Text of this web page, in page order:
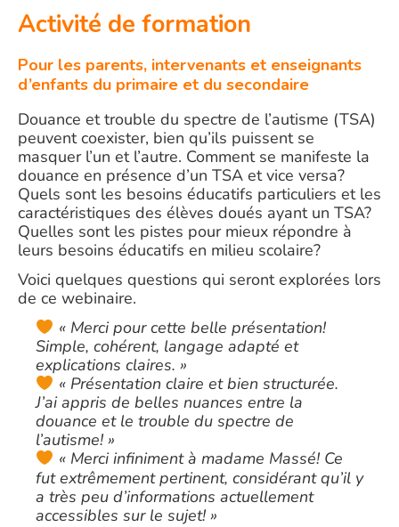
Activité de formation
Pour les parents, intervenants et enseignants
d’enfants du primaire et du secondaire
Douance et trouble du spectre de l’autisme (TSA)
peuvent coexister, bien qu’ils puissent se
masquer l’un et l’autre. Comment se manifeste la
douance en présence d’un TSA et vice versa?
Quels sont les besoins éducatifs particuliers et les
caractéristiques des élèves doués ayant un TSA?
Quelles sont les pistes pour mieux répondre à
leurs besoins éducatifs en milieu scolaire?
Voici quelques questions qui seront explorées lors
de ce webinaire.
« Merci pour cette belle présentation!
Simple, cohérent, langage adapté et
explications claires. »
« Présentation claire et bien structurée.
J’ai appris de belles nuances entre la
douance et le trouble du spectre de
l’autisme! »
« Merci infiniment à madame Massé! Ce
fut extrêmement pertinent, considérant qu’il y
a très peu d’informations actuellement
accessibles sur le sujet! »